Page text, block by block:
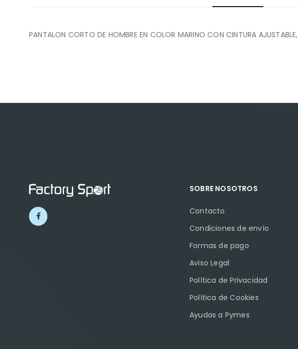
PANTALON CORTO DE HOMBRE EN COLOR MARINO CON CINTURA AJUSTABLE,
SOBRE NOSOTROS
Contacto
Condiciones de envío
Formas de pago
Aviso Legal
Política de Privacidad
Política de Cookies
Ayudas a Pymes